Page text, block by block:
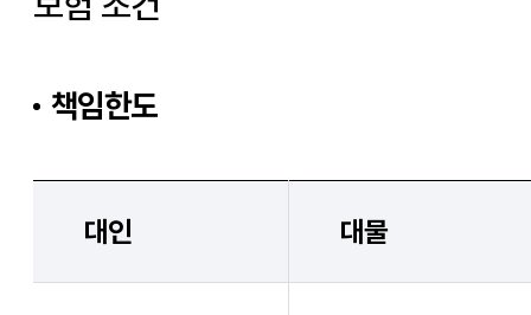
책임한도
대인 대물